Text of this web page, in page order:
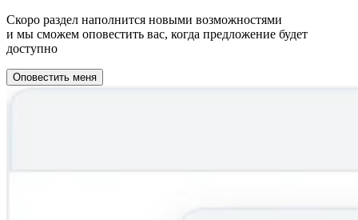
Скоро раздел наполнится новыми возможностями
и мы сможем оповестить вас, когда предложение будет
доступно
Оповестить меня